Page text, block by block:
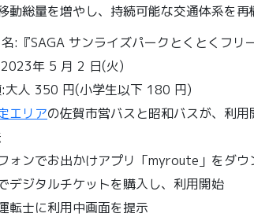
動総量を増やし、持続可能な交通体系を再
:『SAGA サンライズパークとくとくフリ
年 5 月 2 日(火)
大人 350 円(小学生以下 180 円)
エリアの佐賀市営バスと昭和バスが、利
ォンでお出かけアプリ「myroute」をダウ
デジタルチケットを購入し、利用開始
転士に利用中画面を提示